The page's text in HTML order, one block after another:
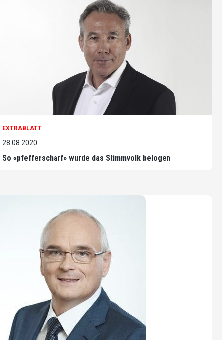
EXTRABLATT
28.08.2020
So «pfefferscharf» wurde das Stimmvolk belogen